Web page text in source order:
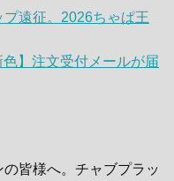
プ遠征。2026ちゃぱ王
】注文受付メールが届
皆様へ。チャブプラッ